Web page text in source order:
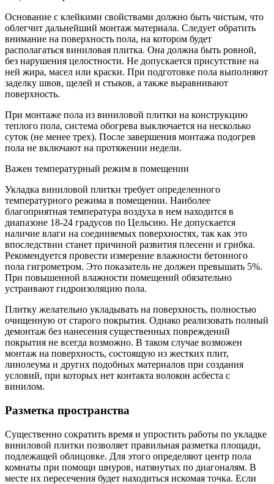
Основание с клейкими свойствами должно быть чистым, что
облегчит дальнейший монтаж материала. Следует обратить
внимание на поверхность пола, на котором будет
располагаться виниловая плитка. Она должна быть ровной,
без нарушения целостности. Не допускается присутствие на
ней жира, масел или краски. При подготовке пола выполняют
заделку швов, щелей и стыков, а также выравнивают
поверхность.
При монтаже пола из виниловой плитки на конструкцию
теплого пола, система обогрева выключается на несколько
суток (не менее трех). После завершения монтажа подогрев
пола не включают на протяжении недели.
Важен температурный режим в помещении
Укладка виниловой плитки требует определенного
температурного режима в помещении. Наиболее
благоприятная температура воздуха в нем находится в
диапазоне 18-24 градусов по Цельсию. Не допускается
наличие влаги на соединяемых поверхностях, так как это
впоследствии станет причиной развития плесени и грибка.
Рекомендуется провести измерение влажности бетонного
пола гигрометром. Это показатель не должен превышать 5%.
При повышенной влажности помещений обязательно
устраивают гидроизоляцию пола.
Плитку желательно укладывать на поверхность, полностью
очищенную от старого покрытия. Однако реализовать полный
демонтаж без нанесения существенных повреждений
покрытия не всегда возможно. В таком случае возможен
монтаж на поверхность, состоящую из жестких плит,
линолеума и других подобных материалов при создания
условий, при которых нет контакта волокон асбеста с
винилом.
Разметка пространства
Существенно сократить время и упростить работы по укладке
виниловой плитки позволяет правильная разметка площади,
подлежащей облицовке. Для этого определяют центр пола
комнаты при помощи шнуров, натянутых по диагоналям. В
месте их пересечения будет находиться искомая точка. Если